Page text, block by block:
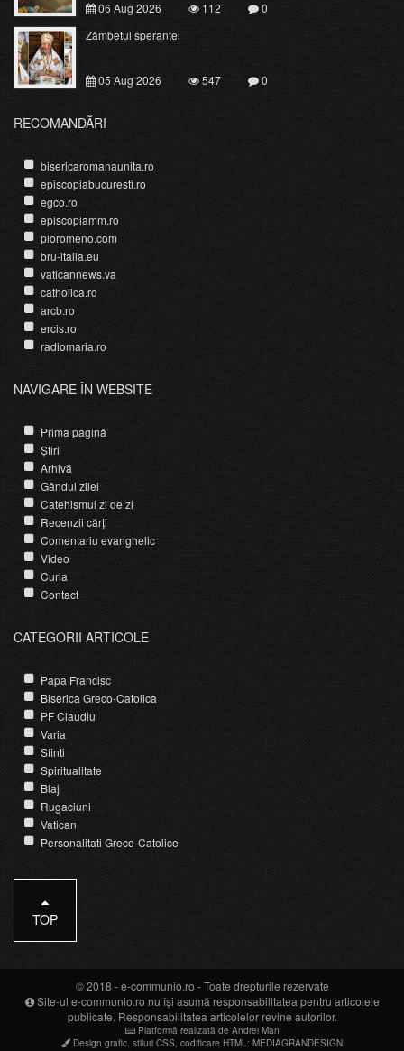
06 Aug 2026
112
0
Zâmbetul speranței
05 Aug 2026 547 0
RECOMANDĂRI
bisericaromanaunita.ro
episcopiabucuresti.ro
egco.ro
episcopiamm.ro
pioromeno.com
bru-italia.eu
vaticannews.va
catholica.ro
arcb.ro
ercis.ro
radiomaria.ro
NAVIGARE ÎN WEBSITE
Prima pagină
Știri
Arhivă
Gândul zilei
Catehismul zi de zi
Recenzii cărți
Comentariu evanghelic
Video
Curia
Contact
CATEGORII ARTICOLE
Papa Francisc
Biserica Greco-Catolica
PF Claudiu
Varia
Sfinti
Spiritualitate
Blaj
Rugaciuni
Vatican
Personalitati Greco-Catolice
TOP
© 2018 -e-communio.ro - Toate drepturile rezervate
Site-ul e-communio.ro nu își asumă responsabilitatea pentru articolele
publicate. Responsabilitatea articolelor revine autorilor.
Platformă realizată de Andrei Man
Design grafic, stiluri CSS, codificare HTML: MEDIAGRANDESIGN